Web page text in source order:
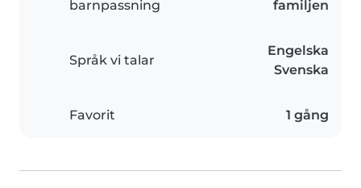
barnpassning
familjen
Språk vi talar
Engelska
Svenska
Favorit 1 gång